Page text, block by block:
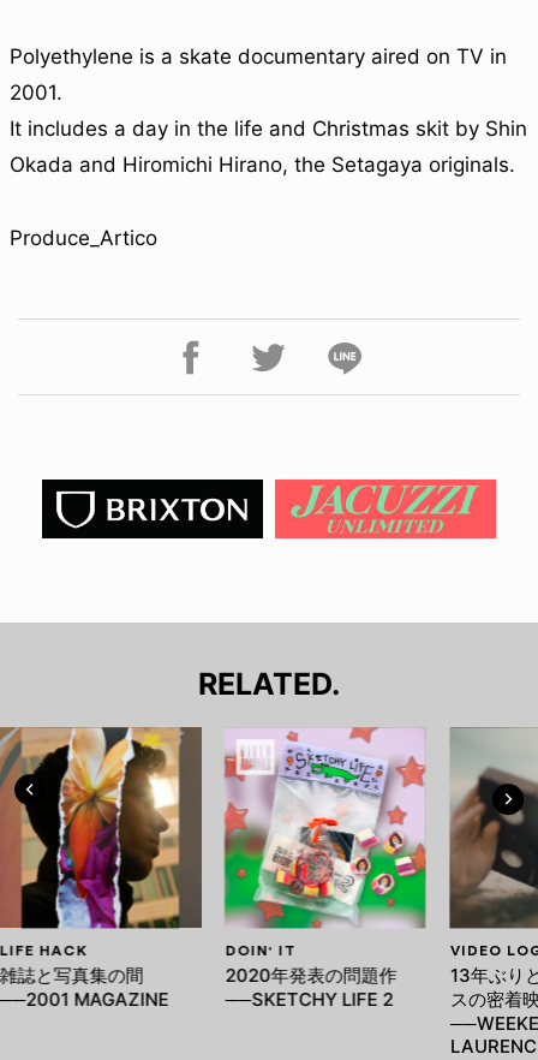
Polyethylene is a skate documentary aired on TV in
2001.
It includes a day in the life and Christmas skit by Shin
Okada and Hiromichi Hirano, the Setagaya originals.
Produce_Artico
RELATED.
LIFE HACK
雑誌と写真集の間
──2001 MAGAZINE
DOIN' IT
2020年発表の問題作
──SKETCHY LIFE 2
VIDEO
13年ぶり
スの密着